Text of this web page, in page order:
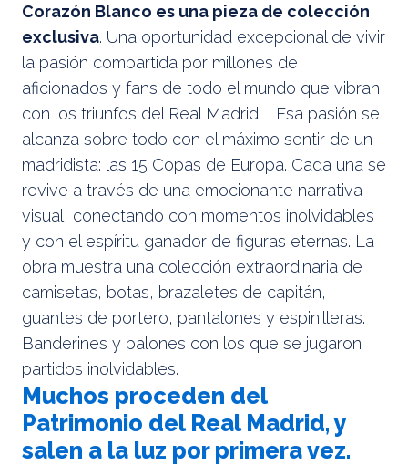
Corazón Blanco es una pieza de colección
exclusiva. Una oportunidad excepcional de vivir
la pasión compartida por millones de
aficionados y fans de todo el mundo que vibran
con los triunfos del Real Madrid. Esa pasión se
alcanza sobre todo con el máximo sentir de un
madridista: las 15 Copas de Europa. Cada una se
revive a través de una emocionante narrativa
visual, conectando con momentos inolvidables
y con el espíritu ganador de figuras eternas. La
obra muestra una colección extraordinaria de
camisetas, botas, brazaletes de capitán,
guantes de portero, pantalones y espinilleras.
Banderines y balones con los que se jugaron
partidos inolvidables.
Muchos proceden del
Patrimonio del Real Madrid, y
salen a la luz por primera vez.